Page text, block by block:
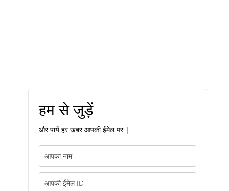
हम से जुड़ें
और पायें हर ख़बर आपकी ईमेल पर |